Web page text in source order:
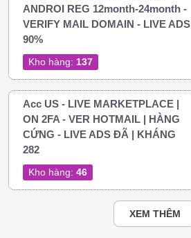
ANDROI REG 12month-24month -
VERIFY MAIL DOMAIN - LIVE ADS
90%
Kho hàng: 137
Acc US - LIVE MARKETPLACE |
ON 2FA - VER HOTMAIL | HÀNG
CỨNG - LIVE ADS ĐÃ | KHÁNG
282
Kho hàng: 46
XEM THÊM